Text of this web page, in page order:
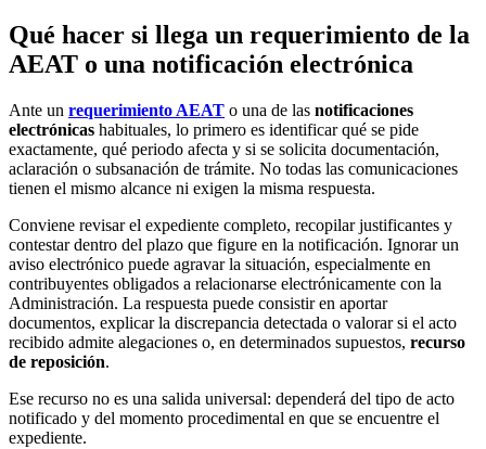
Qué hacer si llega un requerimiento de la
AEAT o una notificación electrónica
Ante un requerimiento AEAT o una de las notificaciones
electrónicas habituales, lo primero es identificar qué se pide
exactamente, qué periodo afecta y si se solicita documentación,
aclaración o subsanación de trámite. No todas las comunicaciones
tienen el mismo alcance ni exigen la misma respuesta.
Conviene revisar el expediente completo, recopilar justificantes y
contestar dentro del plazo que figure en la notificación. Ignorar un
aviso electrónico puede agravar la situación, especialmente en
contribuyentes obligados a relacionarse electrónicamente con la
Administración. La respuesta puede consistir en aportar
documentos, explicar la discrepancia detectada o valorar si el acto
recibido admite alegaciones o, en determinados supuestos, recurso
de reposición.
Ese recurso no es una salida universal: dependerá del tipo de acto
notificado y del momento procedimental en que se encuentre el
expediente.